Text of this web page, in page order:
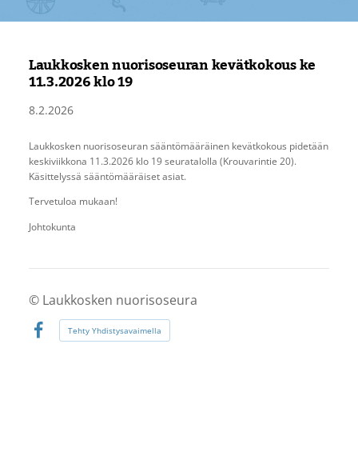
Laukkosken nuorisoseuran kevätkokous ke
11.3.2026 klo 19
8.2.2026
Laukkosken nuorisoseuran sääntömääräinen kevätkokous pidetään
keskiviikkona 11.3.2026 klo 19 seuratalolla (Krouvarintie 20).
Käsittelyssä sääntömääräiset asiat.
Tervetuloa mukaan!
Johtokunta
© Laukkosken nuorisoseura
Facebook
Tehty Yhdistysavaimella